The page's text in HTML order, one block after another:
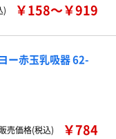
)
￥158～￥919
ー赤玉乳吸器 62-
販売価格(税込) ￥784